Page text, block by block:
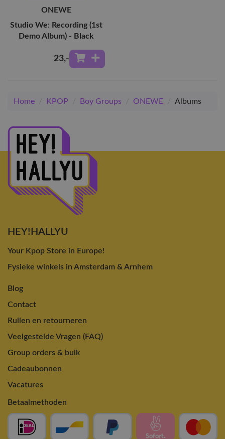
ONEWE
Studio We: Recording (1st
Demo Album) - Black
23,-
Home / KPOP / Boy Groups / ONEWE / Albums
HEY!HALLYU
Your Kpop Store in Europe!
Fysieke winkels in Amsterdam & Arnhem
Blog
Contact
Ruilen en retourneren
Veelgestelde Vragen (FAQ)
Group orders & bulk
Cadeaubonnen
Vacatures
Betaalmethoden